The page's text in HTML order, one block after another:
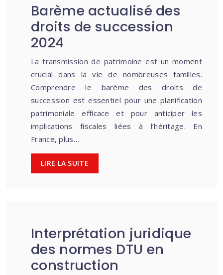
Barème actualisé des
droits de succession
2024
La transmission de patrimoine est un moment
crucial dans la vie de nombreuses familles.
Comprendre le barème des droits de
succession est essentiel pour une planification
patrimoniale efficace et pour anticiper les
implications fiscales liées à l’héritage. En
France, plus…
LIRE LA SUITE
Interprétation juridique
des normes DTU en
construction